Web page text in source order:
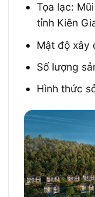
Tọa lạc:
tỉnh Kiên
Mật độ xây
Số lượng
Hình thức